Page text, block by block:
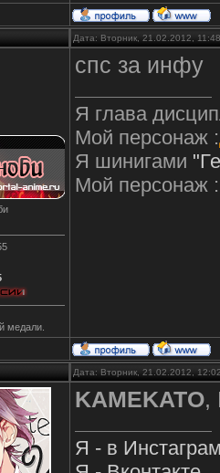
Дата: Вторник, 21.02.2012,
медали.
спс за инфу
Я глава
Мой персонаж :
Я шинигами
Мой персонаж
Дата: Вторник, 21.02.2012,
KAMEKATO,
Я - в